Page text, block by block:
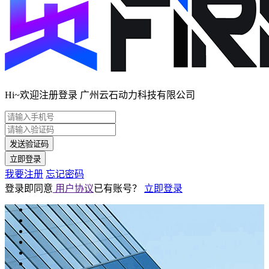
Hi~欢迎注册登录 广州云石动力科技有限公司
发送验证码
立即登录
我要注册 忘记密码
登录即同意 用户协议已有账号？ 立即登录